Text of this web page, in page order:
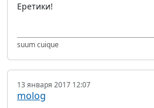
Еретики!
suum cuique
13 января 2017 12:07
molog